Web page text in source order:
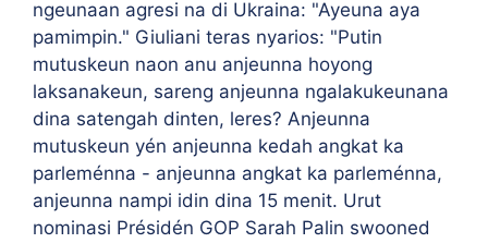
ngeunaan agresi na di Ukraina: "Ayeuna aya
pamimpin." Giuliani teras nyarios: "Putin
mutuskeun naon anu anjeunna hoyong
laksanakeun, sareng anjeunna ngalakukeunana
dina satengah dinten, leres? Anjeunna
mutuskeun yén anjeunna kedah angkat ka
parleménna - anjeunna angkat ka parleménna,
anjeunna nampi idin dina 15 menit. Urut
nominasi Présidén GOP Sarah Palin swooned